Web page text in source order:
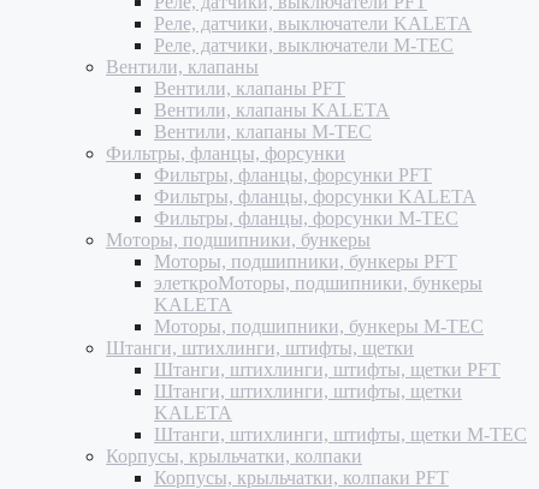
Реле, датчики, выключатели KALETA
Реле, датчики, выключатели M-TEC
Вентили, клапаны
Вентили, клапаны PFT
Вентили, клапаны KALETA
Вентили, клапаны M-TEC
Фильтры, фланцы, форсунки
Фильтры, фланцы, форсунки PFT
Фильтры, фланцы, форсунки KALETA
Фильтры, фланцы, форсунки M-TEC
Моторы, подшипники, бункеры
Моторы, подшипники, бункеры PFT
элеткроМоторы, подшипники, бункеры
KALETA
Моторы, подшипники, бункеры M-TEC
Штанги, штихлинги, штифты, щетки
Штанги, штихлинги, штифты, щетки PFT
Штанги, штихлинги, штифты, щетки
KALETA
Штанги, штихлинги, штифты, щетки M-TEC
Корпусы, крыльчатки, колпаки
Корпусы, крыльчатки, колпаки PFT